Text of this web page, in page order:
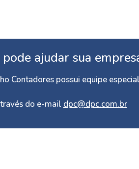
ajudar sua
Contadores possui equipe
do e-mail dpc@dpc.com.br